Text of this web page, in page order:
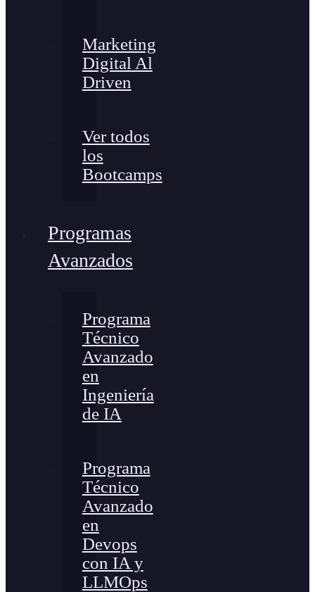
Marketing
Digital Al
Driven
Ver todos
los
Bootcamps
Programas
Avanzados
Programa
Técnico
Avanzado
en
Ingeniería
de IA
Programa
Técnico
Avanzado
en
Devops
con IA y
LLMOps